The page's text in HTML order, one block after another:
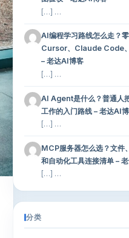
[…] …
AI编程学习路线怎么走？
Cursor、Claude Code
– 老达AI博客
[…] …
AI Agent是什么？普通人
工作的入门路线 – 老达AI
[…] …
MCP服务器怎么选？文件
和自动化工具连接清单 –
[…] …
分类